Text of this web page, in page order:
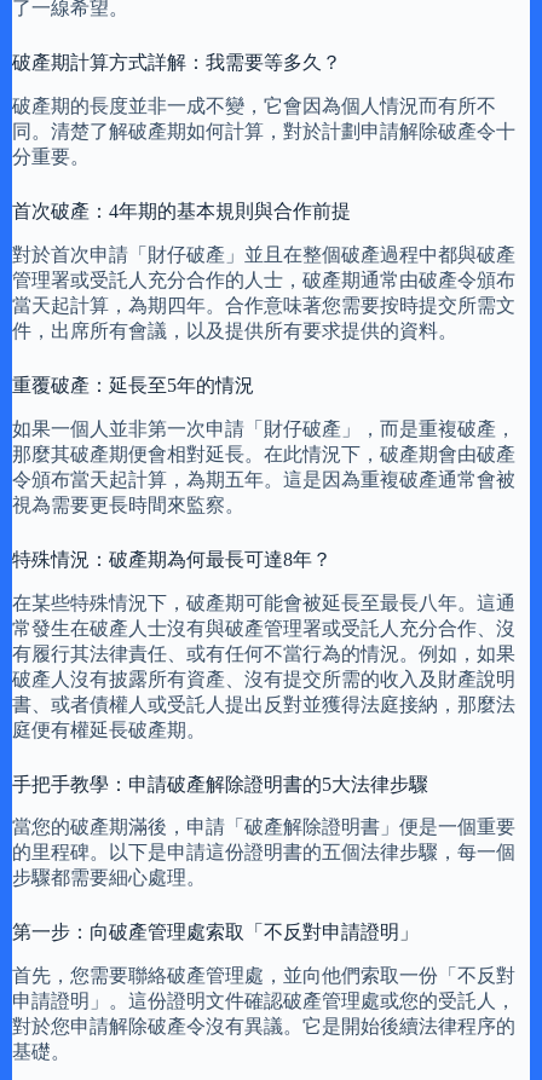
了一線希望。
破產期計算方式詳解：我需要等多久？
破產期的長度並非一成不變，它會因為個人情況而有所不
同。清楚了解破產期如何計算，對於計劃申請解除破產令十
分重要。
首次破產：4年期的基本規則與合作前提
對於首次申請「財仔破產」並且在整個破產過程中都與破產
管理署或受託人充分合作的人士，破產期通常由破產令頒布
當天起計算，為期四年。合作意味著您需要按時提交所需文
件，出席所有會議，以及提供所有要求提供的資料。
重覆破產：延長至5年的情況
如果一個人並非第一次申請「財仔破產」，而是重複破產，
那麼其破產期便會相對延長。在此情況下，破產期會由破產
令頒布當天起計算，為期五年。這是因為重複破產通常會被
視為需要更長時間來監察。
特殊情況：破產期為何最長可達8年？
在某些特殊情況下，破產期可能會被延長至最長八年。這通
常發生在破產人士沒有與破產管理署或受託人充分合作、沒
有履行其法律責任、或有任何不當行為的情況。例如，如果
破產人沒有披露所有資產、沒有提交所需的收入及財產說明
書、或者債權人或受託人提出反對並獲得法庭接納，那麼法
庭便有權延長破產期。
手把手教學：申請破產解除證明書的5大法律步驟
當您的破產期滿後，申請「破產解除證明書」便是一個重要
的里程碑。以下是申請這份證明書的五個法律步驟，每一個
步驟都需要細心處理。
第一步：向破產管理處索取「不反對申請證明」
首先，您需要聯絡破產管理處，並向他們索取一份「不反對
申請證明」。這份證明文件確認破產管理處或您的受託人，
對於您申請解除破產令沒有異議。它是開始後續法律程序的
基礎。